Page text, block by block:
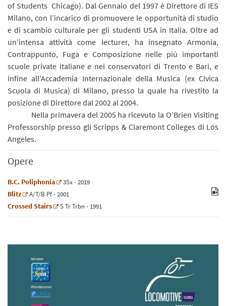
of Students Chicago). Dal Gennaio del 1997 è Direttore di IES
Milano, con l’incarico di promuovere le opportunità di studio
e di scambio culturale per gli studenti USA in Italia. Oltre ad
un’intensa attività come lecturer, ha insegnato Armonia,
Contrappunto, Fuga e Composizione nelle più importanti
scuole private italiane e nei conservatori di Trento e Bari, e
infine all’Accademia Internazionale della Musica (ex Civica
Scuola di Musica) di Milano, presso la quale ha rivestito la
posizione di Direttore dal 2002 al 2004.
Nella primavera del 2005 ha ricevuto la O’Brien Visiting
Professorship presso gli Scripps & Claremont Colleges di Los
Angeles.
Opere
B.C. Poliphonia 3Sx- 2019
Blitz A/T/B Pf- 2001
Crossed Stairs STrTrbn- 1991